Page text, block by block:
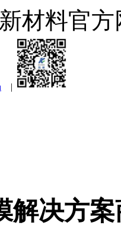
材料官方
|
解决方案